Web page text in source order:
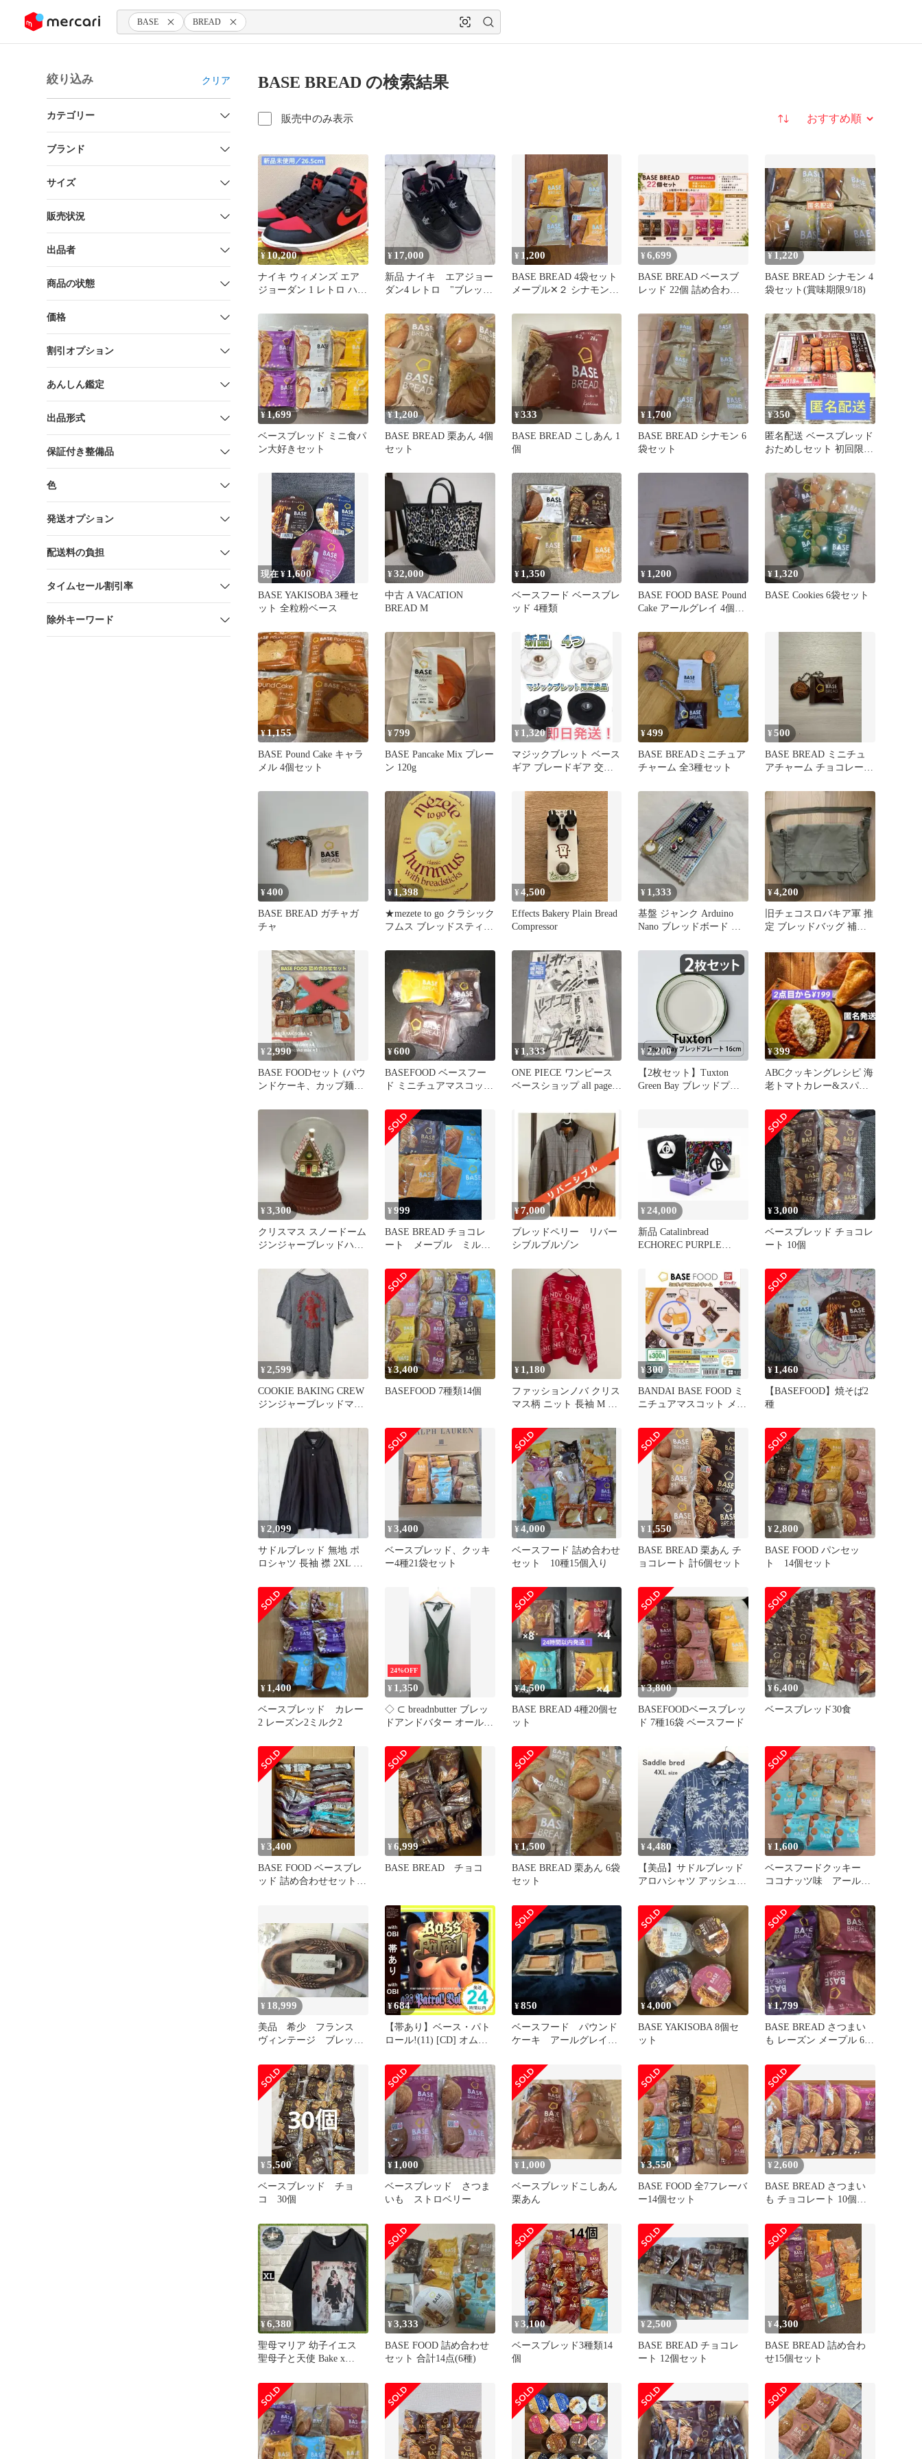
ツにスキップ BASE BREAD
絞り込み クリア
カテゴリー
ブランド
サイズ
販売状況
出品者
商品の状態
価格
割引オプション
あんしん鑑定
出品形式
保証付き整備品
色
発送オプション
配送料の負担
タイムセール割引率
除外キーワード
BASE BREAD の検索結果
販売中のみ表示 並び替え
¥10,200
ナイキ ウィメンズ エア
ジョーダン 1 レトロ ハイ
¥ 17,000
新品 ナイキ エアジョー
ダン4 レトロ "ブレッド
¥ 1,200
BASE BREAD 4袋セット
メープル✕２ シナモン✕
¥6,699
BASE BREAD ベースブ
レッド 22個 詰め合わせ
¥ 1,220
BASE BREAD シナモン 4
袋セット(賞味期限9/18)
¥1,699
ベースブレッド ミニ食パ
ン大好きセット
¥1,200
BASE BREAD 栗あん 4個
セット
¥333
BASE BREAD こしあん 1
個
¥1,700
BASE BREAD シナモン 6
袋セット
¥350
匿名配送 ベースブレッド
おためしセット 初回限定
シ
現在 ¥ 1,600
BASE YAKISOBA 3種セ
ット 全粒粉ベース
¥32,000
中古 A VACATION
BREAD M
¥ 1,350
ベースフード ベースブレ
ッド 4種類
¥ 1,200
BASE FOOD BASE Pound
Cake アールグレイ 4個セ
¥ 1,320
BASE Cookies 6袋セット
¥1,155
BASE Pound Cake キャラ
メル 4個セット
¥ 799
BASE Pancake Mix プレー
ン 120g
¥ 1,320
マジックブレット ベース
ギア ブレードギア 交換
¥499
BASE BREADミニチュア
チャーム 全3種セット
¥500
BASE BREAD ミニチュ
アチャーム チョコレート
¥400
BASE BREAD ガチャガ
チャ
¥1,398
★mezete to go クラシック
フムス ブレッドスティッ
¥4,500
Effects Bakery Plain Bread
Compressor
¥ 1,333
基盤 ジャンク Arduino
Nano ブレッドボード 実
¥4,200
旧チェコスロバキア軍 推
定 ブレッドバッグ 補修
¥ 2,990
BASE FOODセット (パウ
ンドケーキ、カップ麺、
¥600
BASEFOOD ベースフー
ド ミニチュアマスコット
¥ 1,333
ONE PIECE ワンピース
ベースショップ all pages
¥2,200
【2枚セット】Tuxton
Green Bay ブレッドプレ
¥399
ABCクッキングレシピ 海
老トマトカレー&スパイ
ド
¥3,300
クリスマス スノードーム
ジンジャーブレッドハウ
¥999
BASE BREAD チョコレ
ート メープル ミルク
¥7,000
ブレッドペリー リバー
シブルブルゾン
¥ 24,000
新品 Catalinbread
ECHOREC PURPLE
¥3,000
ベースブレッド チョコレ
ート 10個
¥2,599
COOKIE BAKING CREW
ジンジャーブレッドマン
¥3,400
BASEFOOD 7種類14個
¥ 1,180
ファッションノバ クリス
マス柄 ニット 長袖 M 赤
¥300
BANDAI BASE FOOD ミ
ニチュアマスコット メー
¥1,460
【BASEFOOD】焼そば2
種
¥2,099
サドルブレッド 無地 ポ
ロシャツ 長袖 襟 2XL ビ
¥3,400
ベースブレッド、クッキ
ー4種21袋セット
¥4,000
ベースフード 詰め合わせ
セット 10種15個入り
¥ 1,550
BASE BREAD 栗あん チ
ョコレート 計6個セット
¥2,800
BASE FOOD パンセッ
ト 14個セット
¥ 1,400
ベースブレッド カレー
2 レーズン2ミルク2
24%OFF
¥ 1,350
◇ ⊂ breadnbutter ブレッ
ドアンドバター オールイ
系 レディース E
【1502060002271】
¥4,500
BASE BREAD 4種20個セ
ット
¥3,800
BASEFOODベースブレッ
ド 7種16袋 ベースフード
¥6,400
ベースブレッド30食
¥3,400
BASE FOOD ベースブレ
ッド 詰め合わせセット 7
¥6,999
BASE BREAD チョコ
¥1,500
BASE BREAD 栗あん 6袋
セット
¥4,480
【美品】サドルブレッド
アロハシャツ アッシュブ
¥ 1,600
ベースフードクッキー
ココナッツ味 アールグ
¥ 18,999
美品 希少 フランス
ヴィンテージ ブレッド
ル
¥684
【帯あり】ベース・パト
ロール!(11) [CD] オムニ
C.M.B.? D.Y.C.? ホワイ
ト・ブレッド? ジョニ
ー・Z? デビー・デブ? ベ
ース・トリップ? ハー
フ・パイント? コスミッ
ク・コンスピラシー; キ
ンスイ_07
¥850
ベースフード パウンド
ケーキ アールグレイ
¥4,000
BASE YAKISOBA 8個セ
ット
¥1,799
BASE BREAD さつまい
も レーズン メープル 6個
¥5,500
ベースブレッド チョ
コ 30個
¥ 1,000
ベースブレッド さつま
いも ストロベリー
¥ 1,000
ベースブレッドこしあん
栗あん
¥3,550
BASE FOOD 全7フレーバ
ー14個セット
¥2,600
BASE BREAD さつまい
も チョコレート 10個セ
¥6,380
聖母マリア 幼子イエス
聖母子と天使 Bake x
¥3,333
BASE FOOD 詰め合わせ
セット 合計14点(6種)
¥3,100
ベースブレッド3種類14
個
¥2,500
BASE BREAD チョコレ
ート 12個セット
¥4,300
BASE BREAD 詰め合わ
せ15個セット